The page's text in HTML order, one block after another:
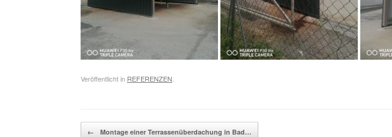
Veröffentlicht in REFERENZEN
Beitragsnavigation
← Montage einer Terrassenüberdachung in Bad…